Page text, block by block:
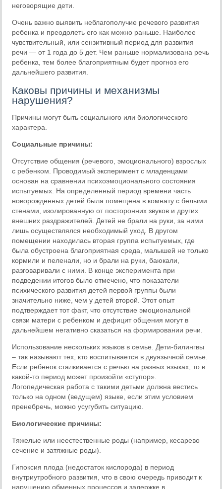
неговорящие дети.
Очень важно выявить неблагополучие речевого развития
ребенка и преодолеть его как можно раньше. Наиболее
чувствительный, или сензитивный период для развития
речи — от 1 года до 5 дет. Чем раньше нормализована речь
ребенка, тем более благоприятным будет прогноз его
дальнейшего развития.
Каковы причины и механизмы
нарушения?
Причины могут быть социального или биологического
характера.
Социальные причины:
Отсутствие общения (речевого, эмоционального) взрослых
с ребенком. Проводимый эксперимент с младенцами
основан на сравнении психоэмоционального состояния
испытуемых. На определенный период времени часть
новорожденных детей была помещена в комнату с белыми
стенами, изолированную от посторонних звуков и других
внешних раздражителей. Детей не брали на руки, за ними
лишь осуществлялся необходимый уход. В другом
помещении находилась вторая группа испытуемых, где
была обустроена благоприятная среда, малышей не только
кормили и пеленали, но и брали на руки, баюкали,
разговаривали с ними. В конце эксперимента при
подведении итогов было отмечено, что показатели
психического развития детей первой группы были
значительно ниже, чем у детей второй. Этот опыт
подтверждает тот факт, что отсутствие эмоциональной
связи матери с ребенком и дефицит общения могут в
дальнейшем негативно сказаться на формировании речи.
Использование нескольких языков в семье. Дети-билингвы
– так называют тех, кто воспитывается в двуязычной семье.
Если ребенок сталкивается с речью на разных языках, то в
какой-то период может произойти «ступор».
Логопедическая работа с такими детьми должна вестись
только на одном (ведущем) языке, если этим условием
пренебречь, можно усугубить ситуацию.
Биологические причины:
Тяжелые или неестественные роды (например, кесарево
сечение и затяжные роды).
Гипоксия плода (недостаток кислорода) в период
внутриутробного развития, что в свою очередь приводит к
нарушению обменных процессов и задержке в